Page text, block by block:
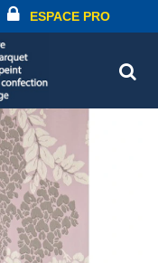
ESPACE PRO